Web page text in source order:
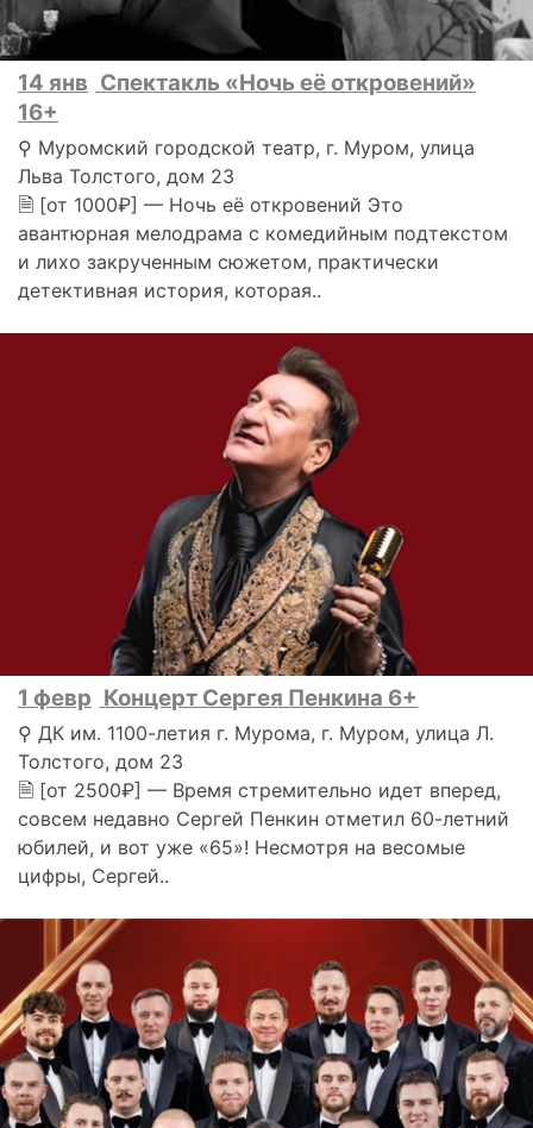
14 янв Спектакль «Ночь её откровений»
16+
⚲ Муромский городской театр, г. Муром, улица
Льва Толстого, дом 23
🗎 [от 1000₽] — Ночь её откровений Это
авантюрная мелодрама с комедийным подтекстом
и лихо закрученным сюжетом, практически
детективная история, которая..
1 февр Концерт Сергея Пенкина 6+
⚲ ДК им. 1100-летия г. Мурома, г. Муром, улица Л.
Толстого, дом 23
🗎 [от 2500₽] — Время стремительно идет вперед,
совсем недавно Сергей Пенкин отметил 60-летний
юбилей, и вот уже «65»! Несмотря на весомые
цифры, Сергей..